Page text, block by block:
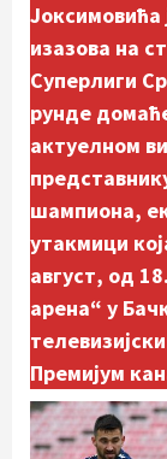
Јоксимовића
изазова на
Суперлиги
рунде
актуелном
шампиона,
утакмици
август, од
арена“ у
Премијум